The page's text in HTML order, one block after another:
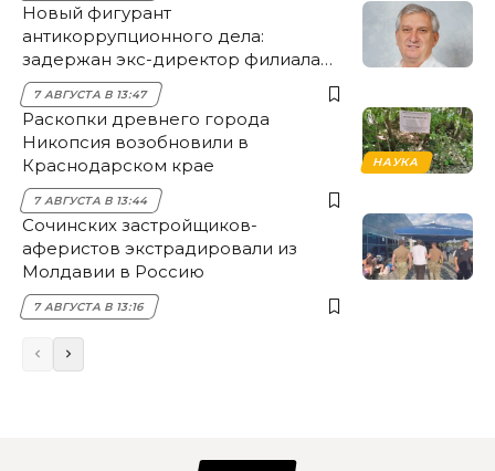
Новый фигурант
антикоррупционного дела:
задержан экс-директор филиала
НЭСК Крымска
7 АВГУСТА В 13:47
НАУКА
Раскопки древнего города
Никопсия возобновили в
Краснодарском крае
7 АВГУСТА В 13:44
Сочинских застройщиков-
аферистов экстрадировали из
Молдавии в Россию
7 АВГУСТА В 13:16